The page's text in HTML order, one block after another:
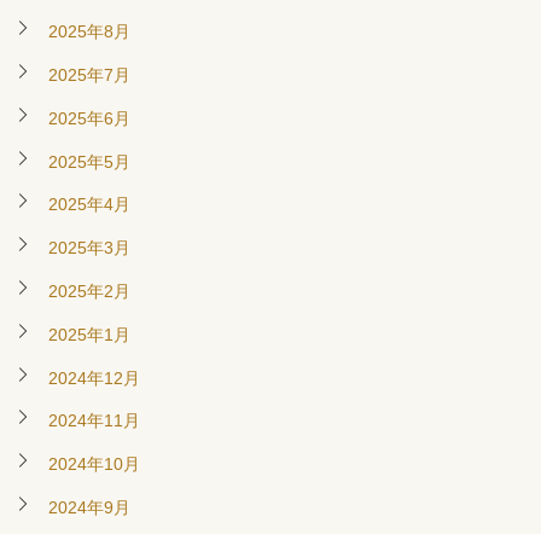
2025年8月
2025年7月
2025年6月
2025年5月
2025年4月
2025年3月
2025年2月
2025年1月
2024年12月
2024年11月
2024年10月
2024年9月